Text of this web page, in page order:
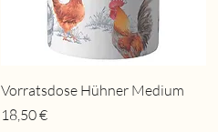
Schnellansicht
Vorratsdose Hühner Medium
Preis
18,50 €